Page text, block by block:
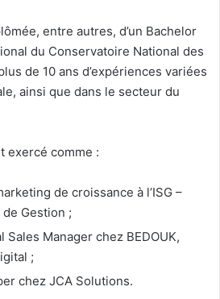
entre autres, d’un Bachelor
du Conservatoire National des
de 10 ans d’expériences variées
ainsi que dans le secteur du
exercé comme :
de croissance à l’ISG –
Gestion ;
Sales Manager chez BEDOUK,
;
chez JCA Solutions.